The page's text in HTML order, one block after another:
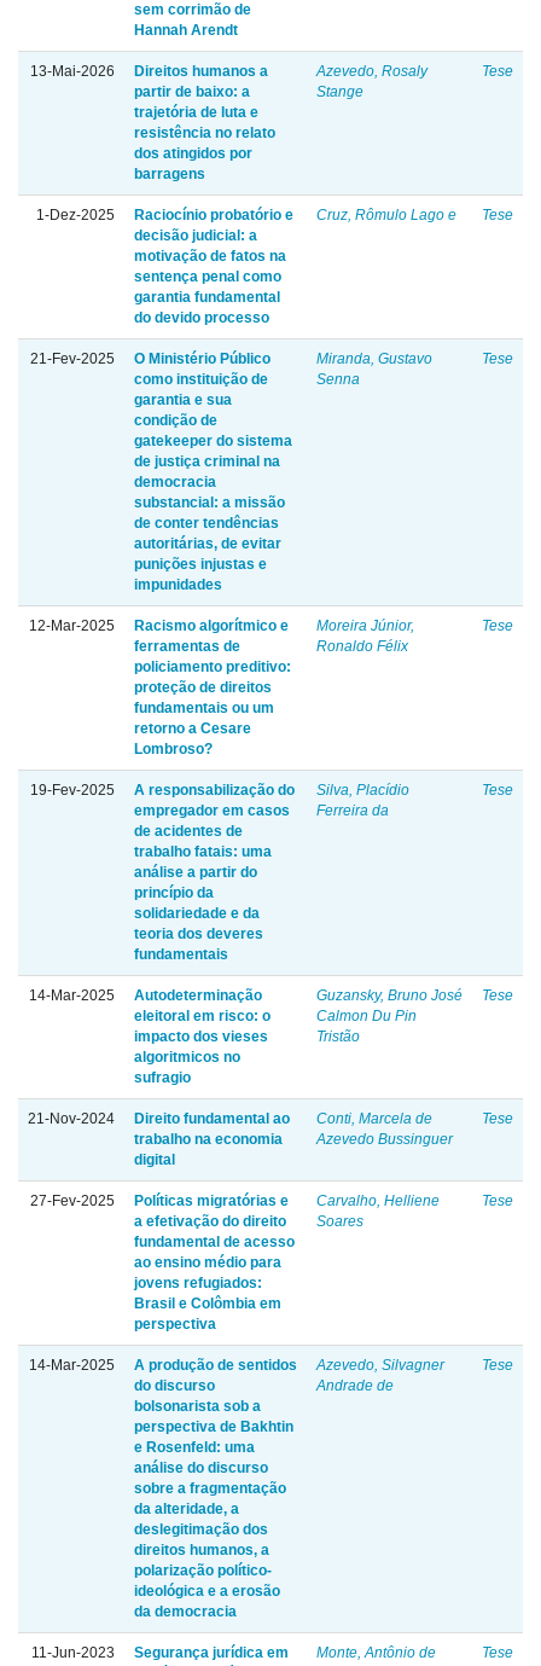
sem corrimão de
Hannah Arendt
13-Mai-2026
Direitos humanos a
partir de baixo: a
trajetória de luta e
resistência no relato
dos atingidos por
barragens
Azevedo, Rosaly
Stange
Tese
1-Dez-2025
Raciocínio probatório e
decisão judicial: a
motivação de fatos na
sentença penal como
garantia fundamental
do devido processo
Cruz, Rômulo Lago e Tese
21-Fev-2025
O Ministério Público
como instituição de
garantia e sua
condição de
gatekeeper do sistema
de justiça criminal na
democracia
substancial: a missão
de conter tendências
autoritárias, de evitar
punições injustas e
impunidades
Miranda, Gustavo
Senna
Tese
12-Mar-2025
Racismo algorítmico e
ferramentas de
policiamento preditivo:
proteção de direitos
fundamentais ou um
retorno a Cesare
Lombroso?
Moreira Júnior,
Ronaldo Félix
Tese
19-Fev-2025
A responsabilização do
empregador em casos
de acidentes de
trabalho fatais: uma
análise a partir do
princípio da
solidariedade e da
teoria dos deveres
fundamentais
Silva, Placídio
Ferreira da
Tese
14-Mar-2025
Autodeterminação
eleitoral em risco: o
impacto dos vieses
algoritmicos no
sufragio
Guzansky, Bruno José
Calmon Du Pin
Tristão
Tese
21-Nov-2024
Direito fundamental ao
trabalho na economia
digital
Conti, Marcela de
Azevedo Bussinguer
Tese
27-Fev-2025
Políticas migratórias e
a efetivação do direito
fundamental de acesso
ao ensino médio para
jovens refugiados:
Brasil e Colômbia em
perspectiva
Carvalho, Helliene
Soares
Tese
14-Mar-2025
A produção de sentidos
do discurso
bolsonarista sob a
perspectiva de Bakhtin
e Rosenfeld: uma
análise do discurso
sobre a fragmentação
da alteridade, a
deslegitimação dos
direitos humanos, a
polarização político-
ideológica e a erosão
da democracia
Azevedo, Silvagner
Andrade de
Tese
11-Jun-2023
Segurança jurídica em
Monte, Antônio de
Tese